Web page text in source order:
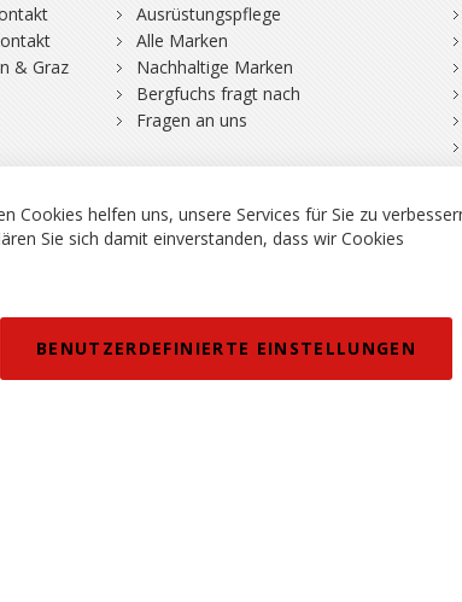
& Graz
Ausrüstungspflege
Alle Marken
Nachhaltige Marken
Bergfuchs fragt nach
Fragen an uns
AGB Datenschutz
Barrierefreiheitserklärung
solange Vorrat reicht. Fehler, Irrtümer und
Cookies helfen uns, unsere Services für Sie zu
Sie sich damit einverstanden, dass wir Cookies
BENUTZERDEFINIERTE EINSTELLUNGEN